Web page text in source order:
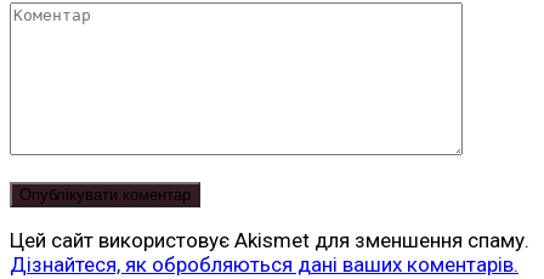
Коментар
Цей сайт використовує Akismet для зменшення спаму.
Дізнайтеся, як обробляються дані ваших коментарів.